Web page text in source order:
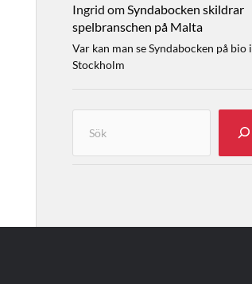
Ingrid omSyndabocken skildrar
spelbranschen på Malta
Var kan man se Syndabocken på bio i
Stockholm